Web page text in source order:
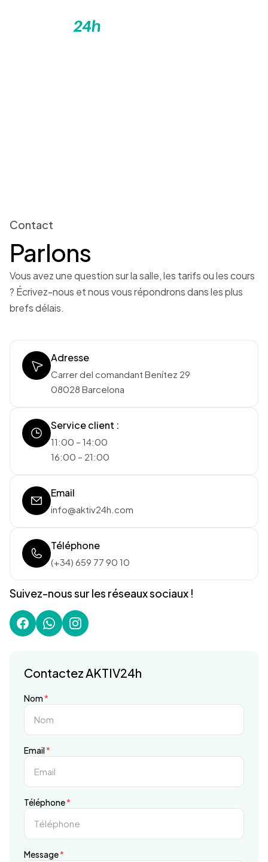
Contact
Parlons
Vous avez une question sur la salle, les tarifs ou les cours
? Écrivez-nous et nous vous répondrons dans les plus
brefs délais.
Adresse
Carrer del comandant Benítez 29
08028 Barcelona
Service client :
11:00 – 14:00
16:00 – 21:00
Email
info@aktiv24h.com
Téléphone
(+34) 659 77 90 10
Suivez-nous sur les réseaux sociaux !
Contactez AKTIV24h
Nom*
Email*
Téléphone*
Message*